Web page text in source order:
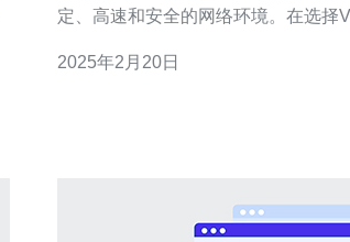
定、高速和安全的网络环境。在选择
的稳定性、高速性和安全性。 稳定性是选择VPS的关键因
2025年2月20日